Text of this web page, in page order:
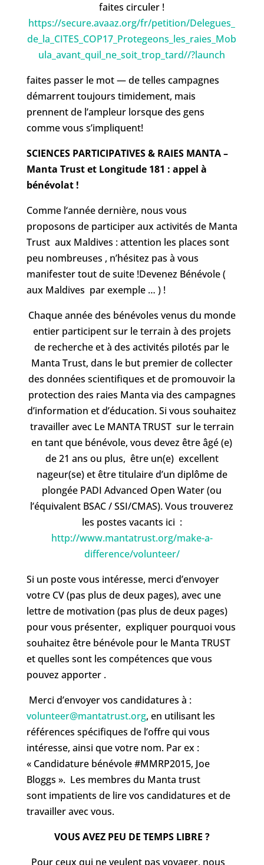
faites circuler !
https://secure.avaaz.org/fr/petition/Delegues_
de_la_CITES_COP17_Protegeons_les_raies_Mob
ula_avant_quil_ne_soit_trop_tard//?launch
faites passer le mot — de telles campagnes
démarrent toujours timidement, mais
prennent de l’ampleur lorsque des gens
comme vous s’impliquent!
SCIENCES PARTICIPATIVES & RAIES MANTA –
Manta Trust et Longitude 181 : appel à
bénévolat !
Comme l‘année dernière, nous vous
proposons de participer aux activités de Manta
Trust aux Maldives : attention les places sont
peu nombreuses , n’hésitez pas à vous
manifester tout de suite !Devenez Bénévole (
aux Maldives par exemple … ) !
Chaque année des bénévoles venus du monde
entier participent sur le terrain à des projets
de recherche et à des activités pilotés par le
Manta Trust, dans le but premier de collecter
des données scientifiques et de promouvoir la
protection des raies Manta via des campagnes
d’information et d’éducation. Si vous souhaitez
travailler avec Le MANTA TRUST sur le terrain
en tant que bénévole, vous devez être âgé (e)
de 21 ans ou plus, être un(e) excellent
nageur(se) et être titulaire d’un diplôme de
plongée PADI Advanced Open Water (ou
l’équivalent BSAC / SSI/CMAS). Vous trouverez
les postes vacants ici :
http://www.mantatrust.org/make-a-
difference/volunteer/
Si un poste vous intéresse, merci d’envoyer
votre CV (pas plus de deux pages), avec une
lettre de motivation (pas plus de deux pages)
pour vous présenter, expliquer pourquoi vous
souhaitez être bénévole pour le Manta TRUST
et quelles sont les compétences que vous
pouvez apporter .
Merci d’envoyer vos candidatures à :
volunteer@mantatrust.org, en utilisant les
références spécifiques de l’offre qui vous
intéresse, ainsi que votre nom. Par ex :
« Candidature bénévole #MMRP2015, Joe
Bloggs ». Les membres du Manta trust
sont impatients de lire vos candidatures et de
travailler avec vous.
VOUS AVEZ PEU DE TEMPS LIBRE ?
Pour ceux qui ne veulent pas voyager, nous